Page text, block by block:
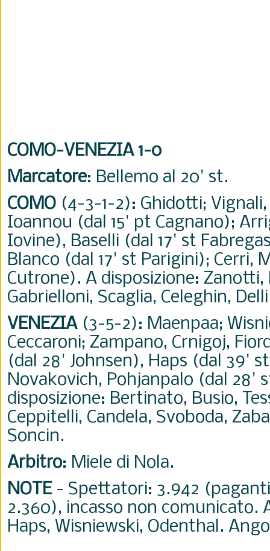
COMO-VENEZIA 1-0
Marcatore: Bellemo al 20' st.
COMO (4-3-1-2): Ghidotti;
Ioannou (dal 15' pt Cagnano);
Iovine), Baselli (dal 17' st
Blanco (dal 17' st Parigini); Cerri,
Cutrone). A disposizione: Zanotti,
Gabrielloni, Scaglia, Celeghin,
VENEZIA(3-5-2): Maenpaa;
Ceccaroni; Zampano, Crnigoj,
(dal 28' Johnsen), Haps (dal 39'
Novakovich, Pohjanpalo (dal 28'
disposizione: Bertinato, Busio,
Ceppitelli, Candela, Svoboda,
Soncin.
Arbitro: Miele di Nola.
NOTE- Spettatori: 3.942 (paganti
2.360), incasso non comunicato.
Haps, Wisniewski, Odenthal.